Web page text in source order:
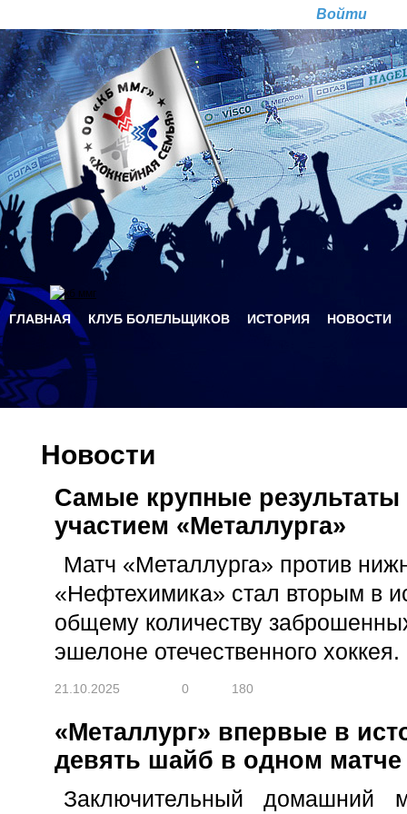
ГЛАВНАЯ КЛУБ БОЛЕЛЬЩИКОВ ИСТОРИЯ НОВОСТИ
Новости
Самые крупные результаты
участием «Металлурга»
Матч «Металлурга» против
«Нефтехимика» стал вторым в
общему количеству
эшелоне отечественного хоккея.
21.10.2025 0 180
«Металлург» впервые в
девять шайб в одном матче
Заключительный домашний